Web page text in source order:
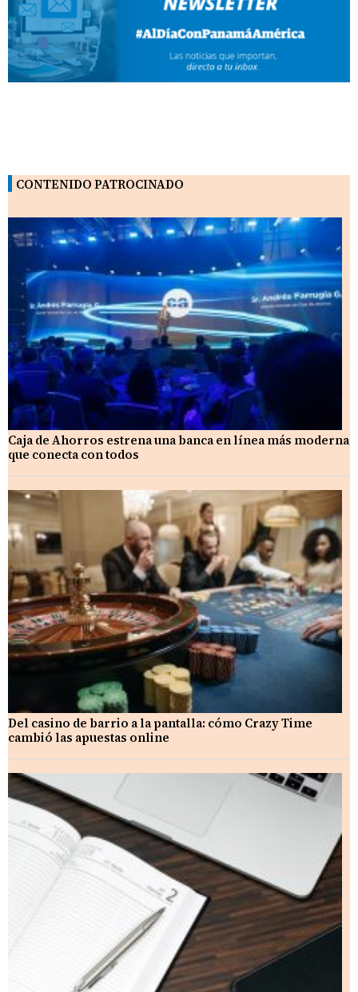
CONTENIDO PATROCINADO
Caja de Ahorros estrena una banca en línea más moderna
que conecta con todos
Del casino de barrio a la pantalla: cómo Crazy Time
cambió las apuestas online